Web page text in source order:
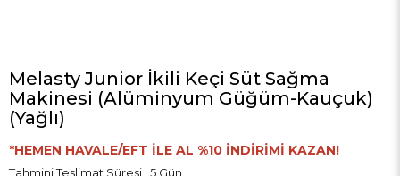
Melasty Junior İkili Keçi Süt Sağma
Makinesi (Alüminyum Güğüm-Kauçuk)
(Yağlı)
*HEMEN HAVALE/EFT İLE AL %10 İNDİRİMİ KAZAN!
Tahmini Teslimat Süresi : 5 Gün